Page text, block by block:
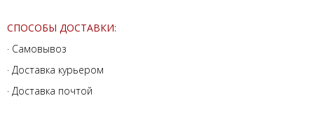
СПОСОБЫ ДОСТАВКИ:
· Самовывоз
· Доставка курьером
· Доставка почтой